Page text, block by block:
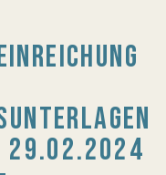
29.02.2024